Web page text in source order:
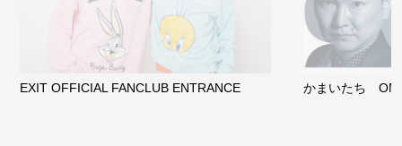
クラウドファンディング
サイトを閲覧する